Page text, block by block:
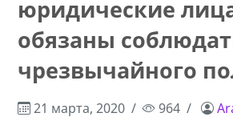
юридические
обязаны
чрезвычайного
21 марта, 2020 964